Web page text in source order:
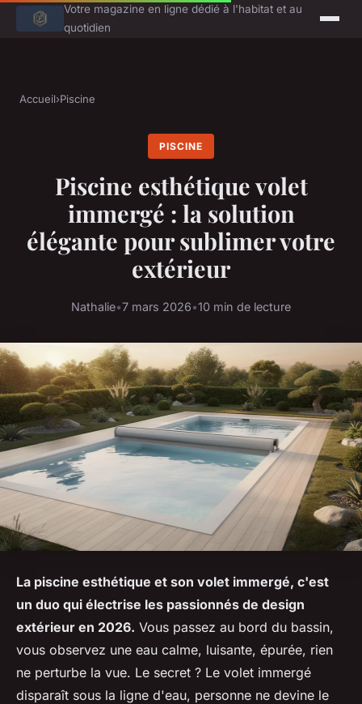
Votre magazine en ligne dédié à l'habitat et au
quotidien
Accueil›Piscine
PISCINE
Piscine esthétique volet
immergé : la solution
élégante pour sublimer votre
extérieur
Nathalie•7 mars 2026•10 min de lecture
La piscine esthétique et son volet immergé, c'est
un duo qui électrise les passionnés de design
extérieur en 2026. Vous passez au bord du bassin,
vous observez une eau calme, luisante, épurée, rien
ne perturbe la vue. Le secret ? Le volet immergé
disparaît sous la ligne d'eau, personne ne devine le